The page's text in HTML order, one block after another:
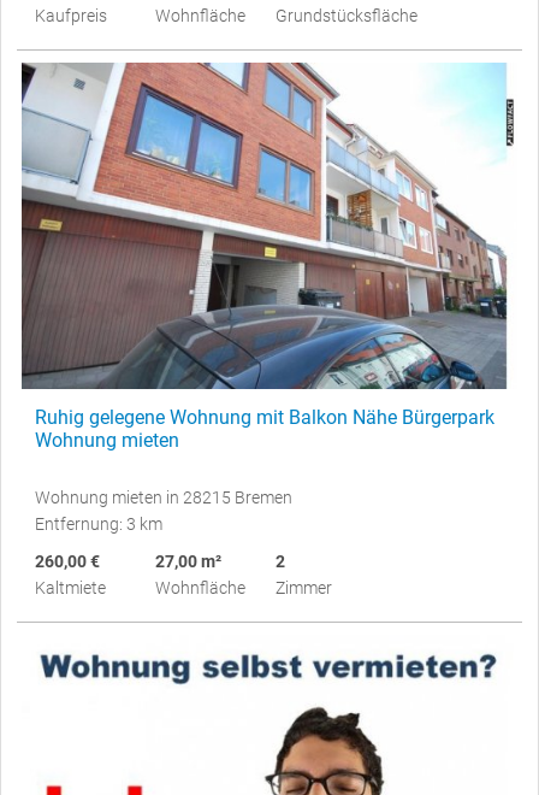
Kaufpreis
Wohnfläche
Grundstücksfläche
Ruhig gelegene Wohnung mit Balkon Nähe Bürgerpark
Wohnung mieten
Wohnung mieten in 28215 Bremen
Entfernung: 3 km
260,00 €
Kaltmiete
27,00 m²
Wohnfläche
2
Zimmer